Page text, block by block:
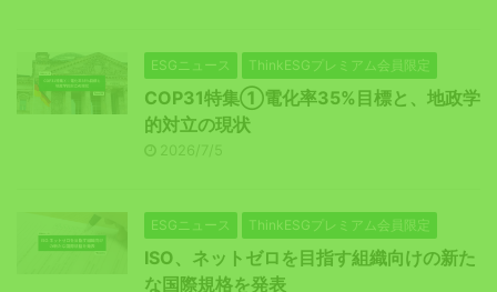
ESGニュース ThinkESGプレミアム会員限定
COP31特集①電化率35%目標と、地政学
的対立の現状
2026/7/5
ESGニュース ThinkESGプレミアム会員限定
ISO、ネットゼロを目指す組織向けの新た
な国際規格を発表